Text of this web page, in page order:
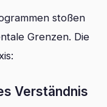
stoßen
Grenzen. Die
Verständnis